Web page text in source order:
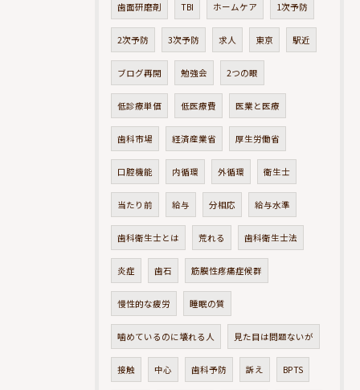
歯面研磨剤 TBI ホームケア 1次予防
2次予防 3次予防 求人 東京 駅近
ブログ再開 勉強会 2つの眼
低診療単価 低医療費 医業と医療
歯科市場 経済産業省 厚生労働省
口腔機能 内循環 外循環 衛生士
当たり前 給与 分相応 給与水準
歯科衛生士とは 荒れる 歯科衛生士法
炎症 歯石 筋膜性疼痛症候群
慢性的な疲労 睡眠の質
噛めているのに壊れる人 見た目は問題ないが
接触 中心 歯科予防 訴え BPTS